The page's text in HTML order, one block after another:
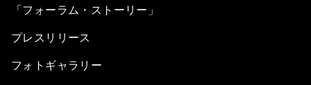
「フォーラム・ストーリー」
プレスリリース
フォトギャラリー